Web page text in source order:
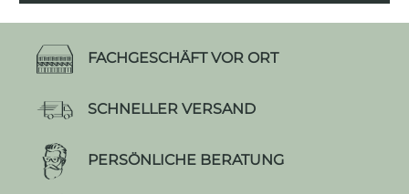
FACHGESCHÄFT VOR ORT
SCHNELLER VERSAND
PERSÖNLICHE BERATUNG